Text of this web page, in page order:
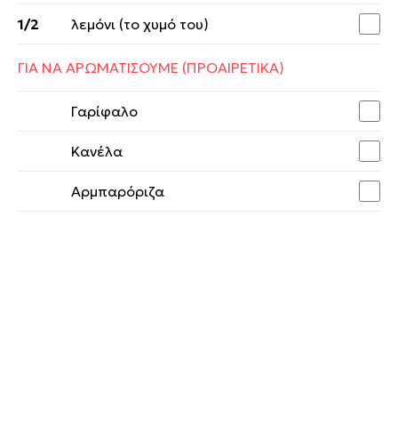
1/2 λεμόνι (το χυμό του)
ΓΙΑ ΝΑ ΑΡΩΜΑΤΙΣΟΥΜΕ (ΠΡΟΑΙΡΕΤΙΚΑ)
Γαρίφαλο
Κανέλα
Αρμπαρόριζα